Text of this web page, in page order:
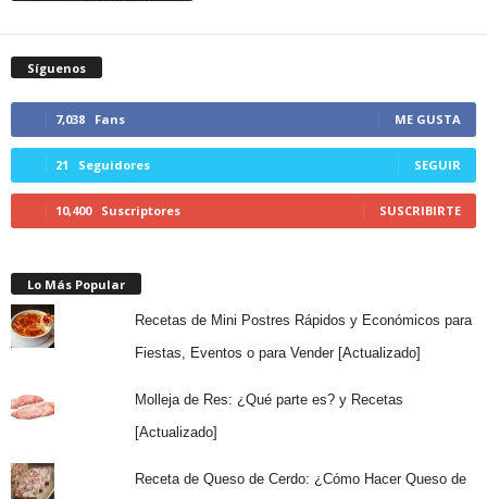
Síguenos
7,038 Fans ME GUSTA
21 Seguidores SEGUIR
10,400 Suscriptores SUSCRIBIRTE
Lo Más Popular
Recetas de Mini Postres Rápidos y Económicos para
Fiestas, Eventos o para Vender [Actualizado]
Molleja de Res: ¿Qué parte es? y Recetas
[Actualizado]
Receta de Queso de Cerdo: ¿Cómo Hacer Queso de